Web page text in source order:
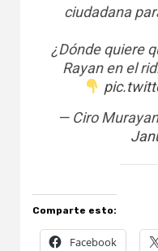
ciudadana
¿Dónde quiere
Rayan en el
— Ciro
Comparte esto:
Facebook